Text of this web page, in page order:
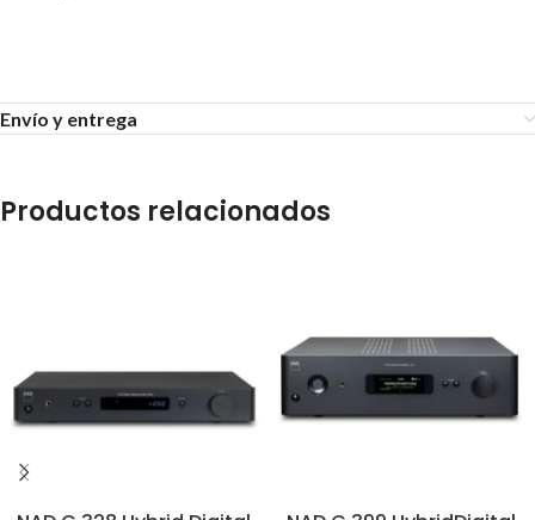
Envío y entrega
Productos relacionados